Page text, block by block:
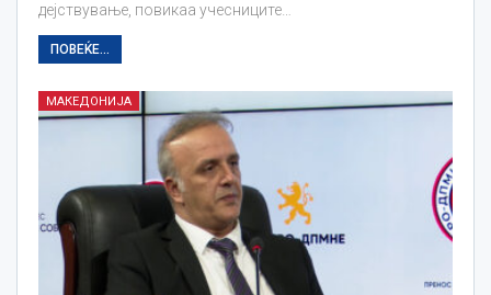
дејствување, повикаа учесниците…
ПОВЕЌЕ...
МАКЕДОНИЈА